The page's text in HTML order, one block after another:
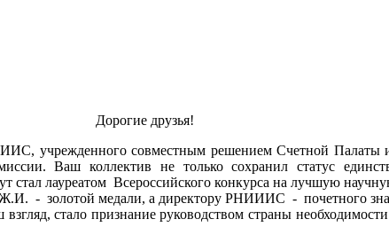
Дорогие друзья!
учрежденного совместным решением Счетной
Ваш коллектив не только сохранил статус
стал лауреатом Всероссийского конкурса на лучшую
- золотой медали, а директору РНИИИС - почетного
стало признание руководством страны необходимости